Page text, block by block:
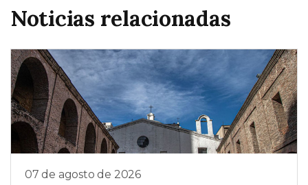
Noticias relacionadas
07 de agosto de 2026